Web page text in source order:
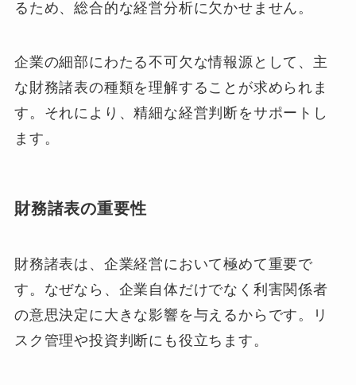
るため、総合的な経営分析に欠かせません。
企業の細部にわたる不可欠な情報源として、主
な財務諸表の種類を理解することが求められま
す。それにより、精細な経営判断をサポートし
ます。
財務諸表の重要性
財務諸表は、企業経営において極めて重要で
す。なぜなら、企業自体だけでなく利害関係者
の意思決定に大きな影響を与えるからです。リ
スク管理や投資判断にも役立ちます。